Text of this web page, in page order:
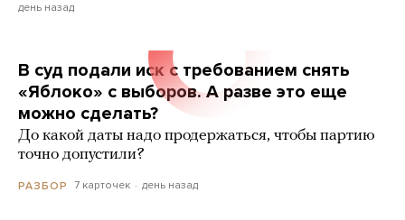
день назад
В суд подали иск с требованием снять
«Яблоко» с выборов. А разве это еще
можно сделать?
До какой даты надо продержаться, чтобы партию
точно допустили?
РАЗБОР 7 карточек день назад